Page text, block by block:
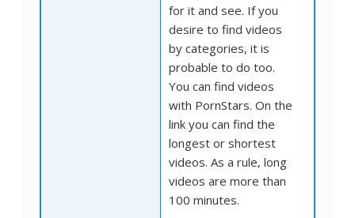
for it and see. If you
desire to find videos
by categories, it is
probable to do too.
You can find videos
with PornStars. On the
link you can find the
longest or shortest
videos. As a rule, long
videos are more than
100 minutes.